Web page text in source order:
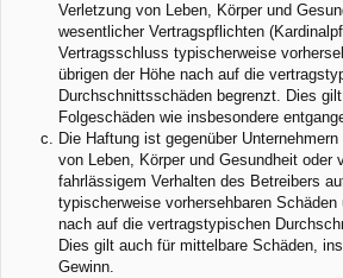
Verletzung von Leben, Körper und
wesentlicher Vertragspflichten
Vertragsschluss typischerweise
übrigen der Höhe nach auf die
Durchschnittsschäden begrenzt. Dies
Folgeschäden wie insbesondere
Die Haftung ist gegenüber
von Leben, Körper und Gesundheit oder
fahrlässigem Verhalten des Betreibers
typischerweise vorhersehbaren Schäden
nach auf die vertragstypischen
Dies gilt auch für mittelbare Schäden,
Gewinn.